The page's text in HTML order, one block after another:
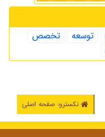
توسعه
تخصص
نکسترو: صفحه اصلی